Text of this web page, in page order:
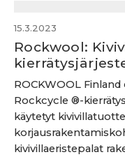
15.3.2023
Rockwool:
ROCKWOOL
Rockcycle ®-
käytetyt
kivivillaeristepalat